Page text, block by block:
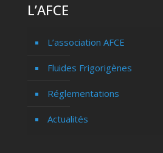
L’AFCE
L’association AFCE
Fluides Frigorigènes
Réglementations
Actualités